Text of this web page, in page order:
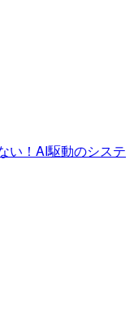
い！AI駆動のシステ